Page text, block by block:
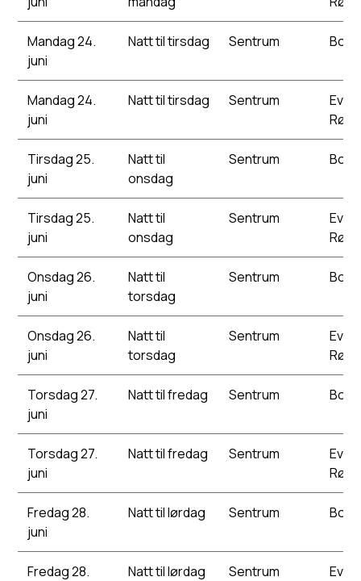
Mandag 24.
juni
Natt til tirsdag Sentrum
Mandag 24.
juni
Natt til tirsdag Sentrum
Tirsdag 25.
juni
Natt til
onsdag
Sentrum
Tirsdag 25.
juni
Natt til
onsdag
Sentrum
Onsdag 26.
juni
Natt til
torsdag
Sentrum
Onsdag 26.
juni
Natt til
torsdag
Sentrum
Torsdag 27.
juni
Natt til fredag Sentrum
Torsdag 27.
juni
Natt til fredag Sentrum
Fredag 28.
juni
Natt til lørdag Sentrum
Fredag 28.
Natt til lørdag Sentrum